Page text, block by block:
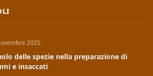
2025
delle spezie nella preparazione di
e insaccati